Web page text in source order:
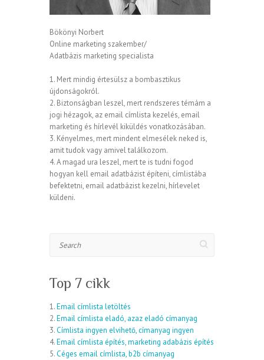
Bökönyi Norbert
Online marketing szakember/
Adatbázis marketing specialista
1. Mert mindig értesülsz a bombasztikus
újdonságokról.
2. Biztonságban leszel, mert rendszeres témám a
jogi hézagok, az email címlista kezelés, email
marketing és hírlevél kiküldés vonatkozásában.
3. Kényelmes, mert mindent elmesélek neked is,
amit tudok vagy amivel találkozom.
4. A magad ura leszel, mert te is tudni fogod
hogyan kell email adatbázist építeni, címlistába
befektetni, email adatbázist kezelni, hírlevelet
küldeni.
Top 7 cikk
1.Email címlista letöltés
2.Email címlista eladó, azaz eladó címanyag
3.Címlista ingyen elvihető, címanyag ingyen
4.Email címlista építés, marketing adabázis építés
5.Céges email címlista, b2b címanyag